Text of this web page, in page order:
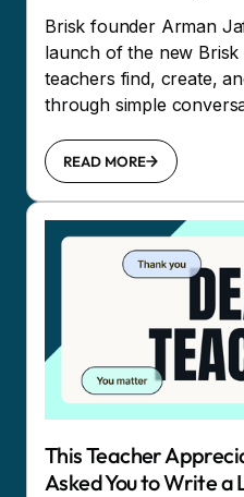
Brisk founder Arman
launch of the new
teachers find, create,
through simple
READ MORE
This Teacher
Asked You to Write a